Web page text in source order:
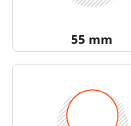
55 mm